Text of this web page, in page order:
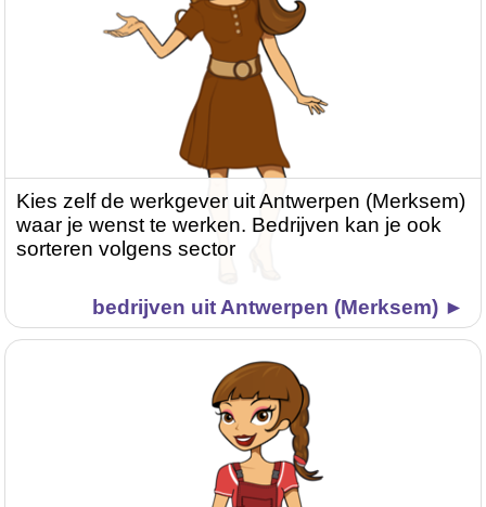
Kies zelf de werkgever uit Antwerpen (Merksem)
waar je wenst te werken. Bedrijven kan je ook
sorteren volgens sector
bedrijven uit Antwerpen (Merksem) ►